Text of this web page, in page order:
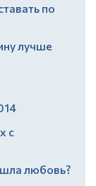
по
лучше
с
любовь?